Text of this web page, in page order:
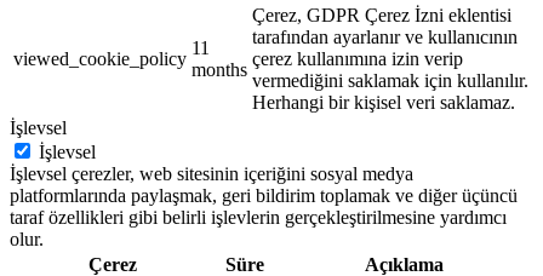
viewed_cookie_policy
11
months
Çerez, GDPR Çerez İzni eklentisi
tarafından ayarlanır ve kullanıcının
çerez kullanımına izin verip
vermediğini saklamak için kullanılır.
Herhangi bir kişisel veri saklamaz.
İşlevsel
İşlevsel
İşlevsel çerezler, web sitesinin içeriğini sosyal medya
platformlarında paylaşmak, geri bildirim toplamak ve diğer üçüncü
taraf özellikleri gibi belirli işlevlerin gerçekleştirilmesine yardımcı
olur.
Çerez
Süre Açıklama